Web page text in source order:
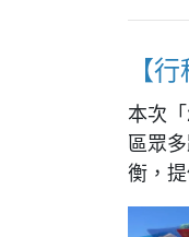
【
本次
區眾
衡，